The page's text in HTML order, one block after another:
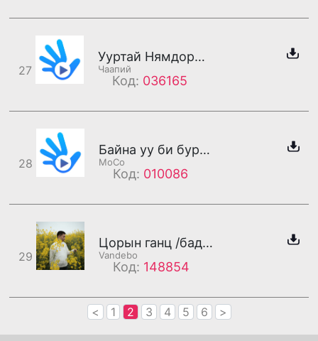
27
Ууртай Нямдорж (хошин)
Чаапий
Код: 036165
28
Байна уу би бурхан байна
MoCo
Код: 010086
29
Цорын ганц /бадаг/
Vandebo
Код: 148854
< 1 2 3 4 5 6 >